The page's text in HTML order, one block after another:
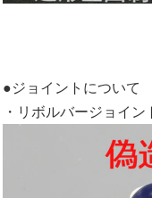
●ジョイントについて
・リボルバージョイ